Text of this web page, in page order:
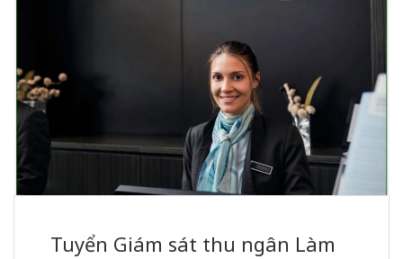
Tuyển Giám sát thu ngân Làm